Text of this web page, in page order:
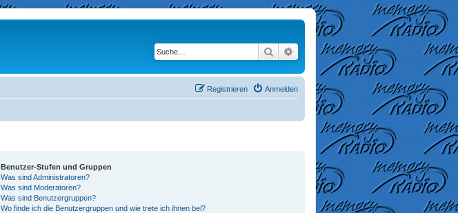
Suche Erweiterte Suche
Anmelden
Registrieren
Benutzer-Stufen und Gruppen
Was sind Administratoren?
Was sind Moderatoren?
Was sind Benutzergruppen?
Wo finde ich die Benutzergruppen und wie trete ich ihnen bei?